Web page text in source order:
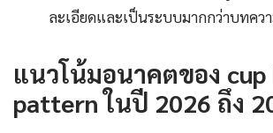
ละเอียดและเป็นระบบมากกว่าบทคว
แนวโน้มอนาคตของ cup
pattern ในปี 2026 ถึง